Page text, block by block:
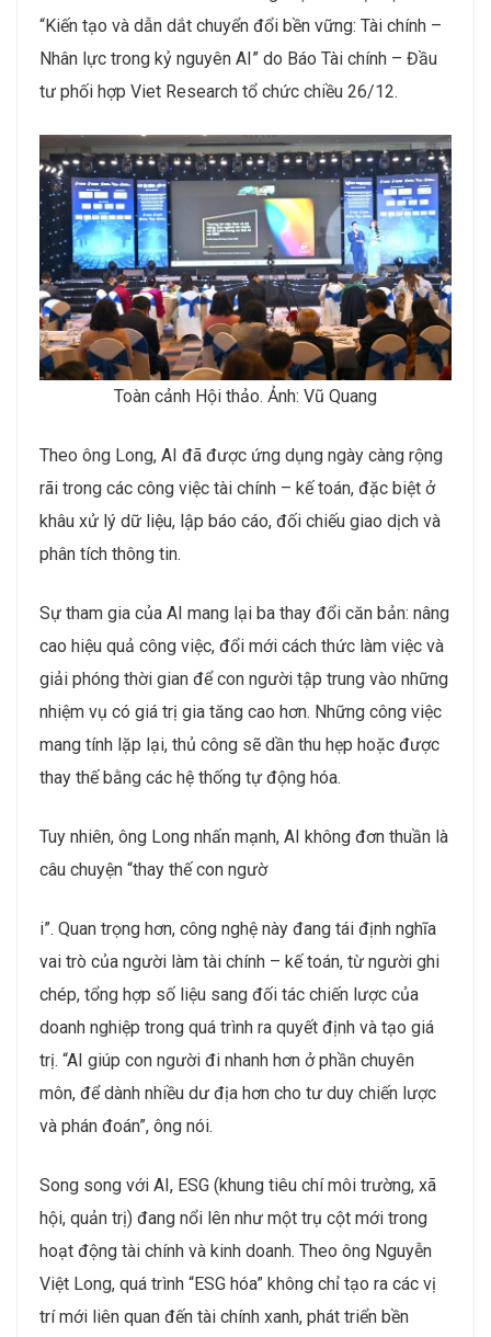
“Kiến tạo và dẫn dắt chuyển đổi bền vững: Tài chính –
Nhân lực trong kỷ nguyên AI” do Báo Tài chính – Đầu
tư phối hợp Viet Research tổ chức chiều 26/12.
Toàn cảnh Hội thảo. Ảnh: Vũ Quang
Theo ông Long, AI đã được ứng dụng ngày càng rộng
rãi trong các công việc tài chính – kế toán, đặc biệt ở
khâu xử lý dữ liệu, lập báo cáo, đối chiếu giao dịch và
phân tích thông tin.
Sự tham gia của AI mang lại ba thay đổi căn bản: nâng
cao hiệu quả công việc, đổi mới cách thức làm việc và
giải phóng thời gian để con người tập trung vào những
nhiệm vụ có giá trị gia tăng cao hơn. Những công việc
mang tính lặp lại, thủ công sẽ dần thu hẹp hoặc được
thay thế bằng các hệ thống tự động hóa.
Tuy nhiên, ông Long nhấn mạnh, AI không đơn thuần là
câu chuyện “thay thế con ngườ
i”. Quan trọng hơn, công nghệ này đang tái định nghĩa
vai trò của người làm tài chính – kế toán, từ người ghi
chép, tổng hợp số liệu sang đối tác chiến lược của
doanh nghiệp trong quá trình ra quyết định và tạo giá
trị. “AI giúp con người đi nhanh hơn ở phần chuyên
môn, để dành nhiều dư địa hơn cho tư duy chiến lược
và phán đoán”, ông nói.
Song song với AI, ESG (khung tiêu chí môi trường, xã
hội, quản trị) đang nổi lên như một trụ cột mới trong
hoạt động tài chính và kinh doanh. Theo ông Nguyễn
Việt Long, quá trình “ESG hóa” không chỉ tạo ra các vị
trí mới liên quan đến tài chính xanh, phát triển bền